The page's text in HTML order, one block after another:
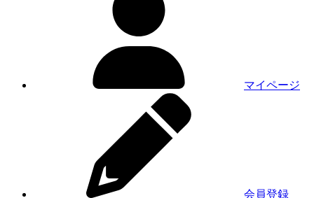
マイページ
会員登録